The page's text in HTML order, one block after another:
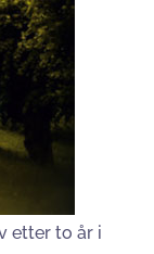
etter to år i